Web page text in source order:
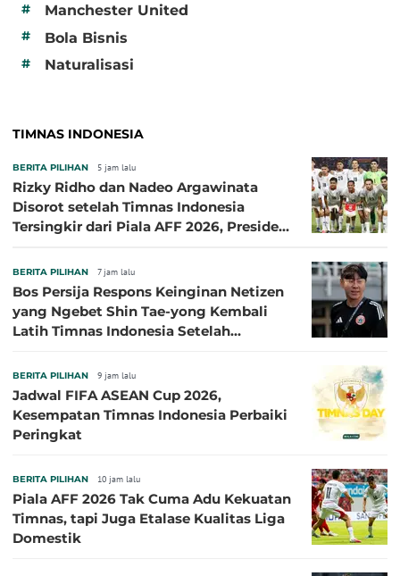
# Manchester United
# Bola Bisnis
# Naturalisasi
TIMNAS INDONESIA
BERITA PILIHAN 5 jam lalu
Rizky Ridho dan Nadeo Argawinata
Disorot setelah Timnas Indonesia
Tersingkir dari Piala AFF 2026, Presiden
BERITA PILIHAN 7 jam lalu
Bos Persija Respons Keinginan Netizen
yang Ngebet Shin Tae-yong Kembali
Latih Timnas Indonesia Setelah
BERITA PILIHAN 9 jam lalu
Jadwal FIFA ASEAN Cup 2026,
Kesempatan Timnas Indonesia Perbaiki
Peringkat
BERITA PILIHAN 10 jam lalu
Piala AFF 2026 Tak Cuma Adu Kekuatan
Timnas, tapi Juga Etalase Kualitas Liga
Domestik